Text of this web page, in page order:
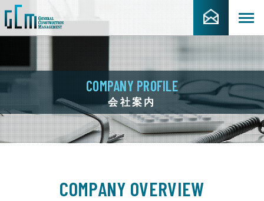
COMPANY PROFILE
会社案内
COMPANY OVERVIEW